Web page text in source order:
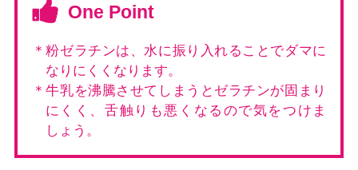
One Point
＊粉ゼラチンは、水に振り入れることでダマに
なりにくくなります。
＊牛乳を沸騰させてしまうとゼラチンが固まり
にくく、舌触りも悪くなるので気をつけま
しょう。